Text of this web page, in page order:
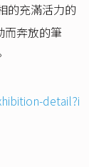
的充滿活力的
而奔放的筆
detail?i